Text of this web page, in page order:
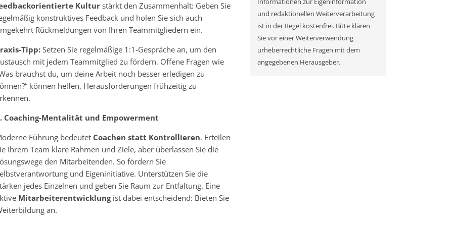
Kultur stärkt den Zusammenhalt: Geben Sie
konstruktives Feedback und holen Sie sich auch
Rückmeldungen von Ihren Teammitgliedern ein.
Tipp: Setzen Sie regelmäßige 1:1-Gespräche an, um den
mit jedem Teammitglied zu fördern. Offene Fragen wie
brauchst du, um deine Arbeit noch besser erledigen zu
können helfen, Herausforderungen frühzeitig zu
Coaching-Mentalität und Empowerment
Führung bedeutet Coachen statt Kontrollieren. Erteilen
Ihrem Team klare Rahmen und Ziele, aber überlassen Sie die
den Mitarbeitenden. So fördern Sie
und Eigeninitiative. Unterstützen Sie die
jedes Einzelnen und geben Sie Raum zur Entfaltung. Eine
Mitarbeiterentwicklungist dabei entscheidend: Bieten Sie
an.
Informationen zur Eigeninformation
und redaktionellen Weiterverarbeitung
ist in der Regel kostenfrei. Bitte klären
Sie vor einer Weiterverwendung
urheberrechtliche Fragen mit dem
angegebenen Herausgeber.